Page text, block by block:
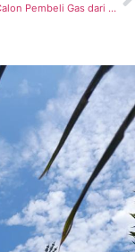
Hmmm..! Ini Calon Pembeli Gas dari KKKS yang Ada di Jawa Timur